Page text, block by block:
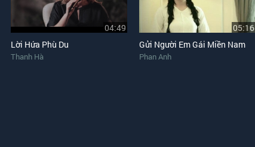
04:49
Lời Hứa Phù Du
Thanh Hà
05:16
Gửi Người Em Gái Miền Nam
Phan Anh